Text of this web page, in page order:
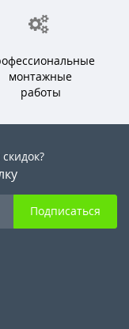
монтажные
работы
Подписаться